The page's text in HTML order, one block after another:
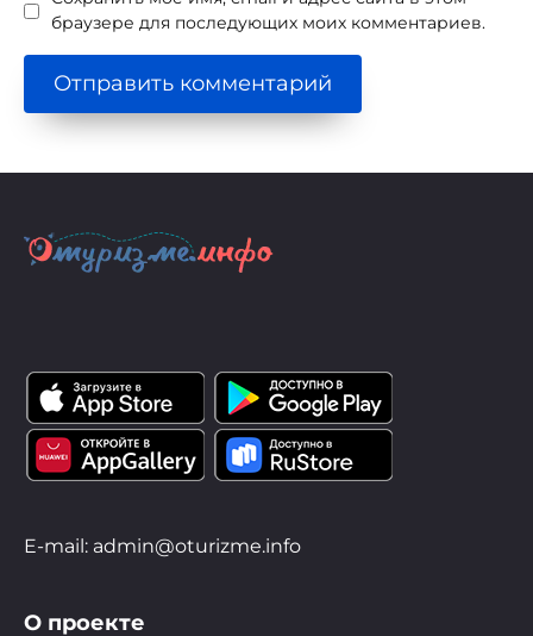
браузере для последующих моих комментариев.
E-mail: admin@oturizme.info
О проекте